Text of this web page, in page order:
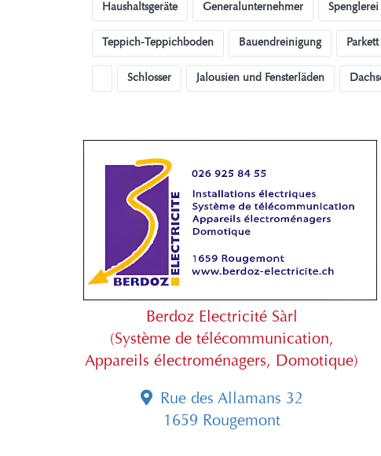
Haushaltsgeräte Generalunternehmer Spenglerei
Teppich-Teppichboden Bauendreinigung Parkett
Schlosser Jalousien und Fensterläden
Berdoz Electricité Sàrl
(Système de télécommunication,
Appareils électroménagers, Domotique)
Rue des Allamans 32
1659 Rougemont